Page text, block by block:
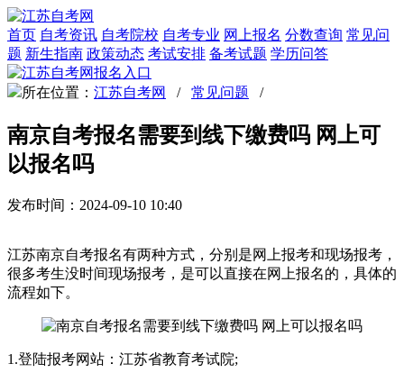
首页 自考资讯 自考院校 自考专业 网上报名 分数查询 常见问
题 新生指南 政策动态 考试安排 备考试题 学历问答
所在位置： 江苏自考网 / 常见问题 /
南京自考报名需要到线下缴费吗 网上可
以报名吗
发布时间：2024-09-10 10:40
江苏南京自考报名有两种方式，分别是网上报考和现场报考，
很多考生没时间现场报考，是可以直接在网上报名的，具体的
流程如下。
1.登陆报考网站：江苏省教育考试院;